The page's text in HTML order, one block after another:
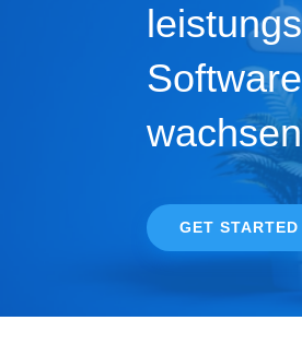
GET STARTED